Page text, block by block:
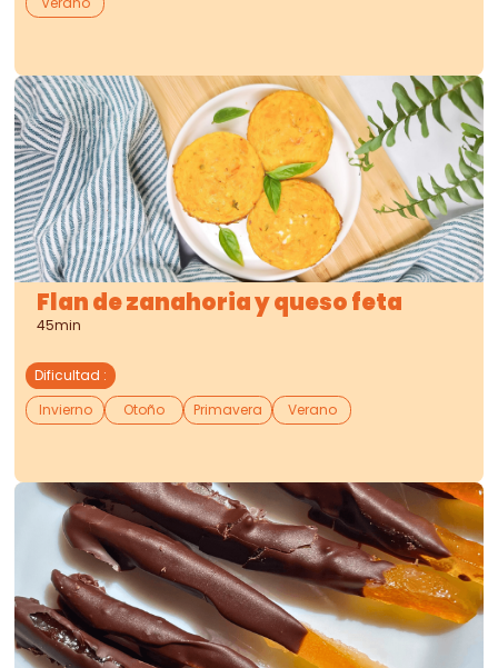
Flan de zanahoria y queso feta
45min
Dificultad :
Invierno
Otoño Primavera Verano